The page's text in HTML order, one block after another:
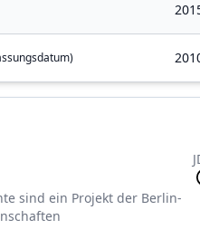
sind ein Projekt der Berlin-